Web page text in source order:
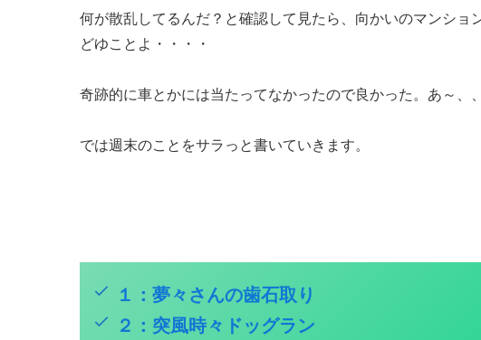
何が散乱してるんだ？と確認して見たら、向かいのマンショ
どゆことよ・・・・
奇跡的に車とかには当たってなかったので良かった。あ～、
では週末のことをサラっと書いていきます。
１：夢々さんの歯石取り
２：突風時々ドッグラン